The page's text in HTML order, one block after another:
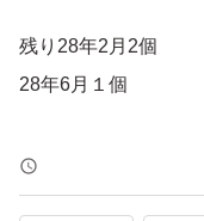
残り28年2月2個
28年6月１個